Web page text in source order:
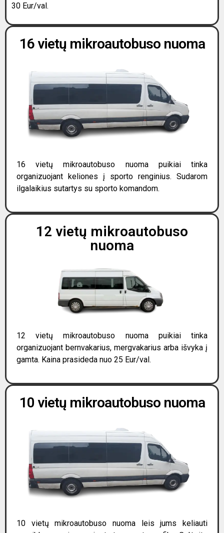
30 Eur/val.
16 vietų mikroautobuso nuoma
16 vietų mikroautobuso nuoma puikiai tinka
organizuojant keliones į sporto renginius. Sudarom
ilgalaikius sutartys su sporto komandom.
12 vietų mikroautobuso
nuoma
12 vietų mikroautobuso nuoma puikiai tinka
organizuojant bernvakarius, mergvakarius arba išvyka į
gamta. Kaina prasideda nuo 25 Eur/val.
10 vietų mikroautobuso nuoma
10 vietų mikroautobuso nuoma leis jums keliauti